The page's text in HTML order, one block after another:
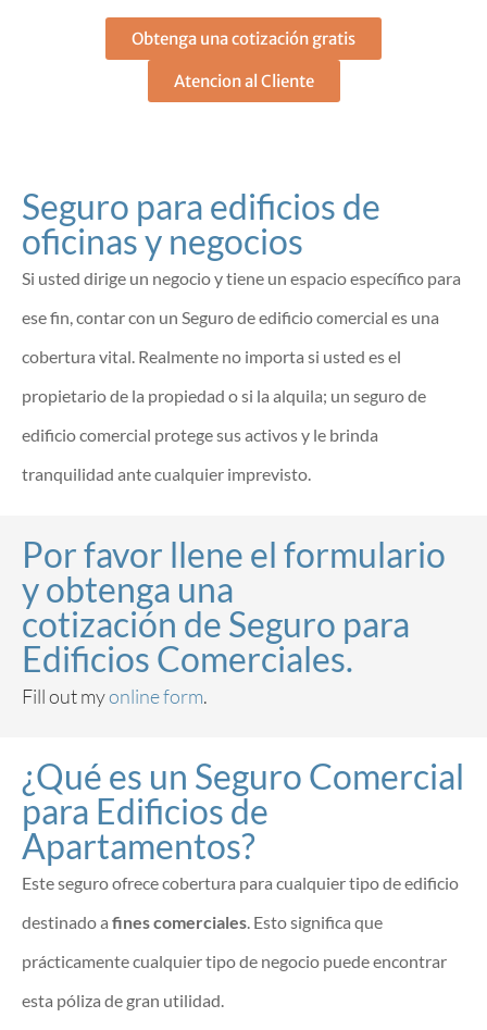
Obtenga una cotización gratis
Atencion al Cliente
Seguro para edificios de
oficinas y negocios
Si usted dirige un negocio y tiene un espacio específico para
ese fin, contar con un Seguro de edificio comercial es una
cobertura vital. Realmente no importa si usted es el
propietario de la propiedad o si la alquila; un seguro de
edificio comercial protege sus activos y le brinda
tranquilidad ante cualquier imprevisto.
Por favor llene el formulario
y obtenga una
cotización de Seguro para
Edificios Comerciales.
Fill out myonline form.
¿Qué es un Seguro Comercial
para Edificios de
Apartamentos?
Este seguro ofrece cobertura para cualquier tipo de edificio
destinado a fines comerciales. Esto significa que
prácticamente cualquier tipo de negocio puede encontrar
esta póliza de gran utilidad.